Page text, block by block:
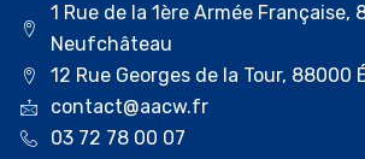
1 Rue de la 1ère Armée Française,
Neufchâteau
12 Rue Georges de la Tour, 88000
contact@aacw.fr
03 72 78 00 07